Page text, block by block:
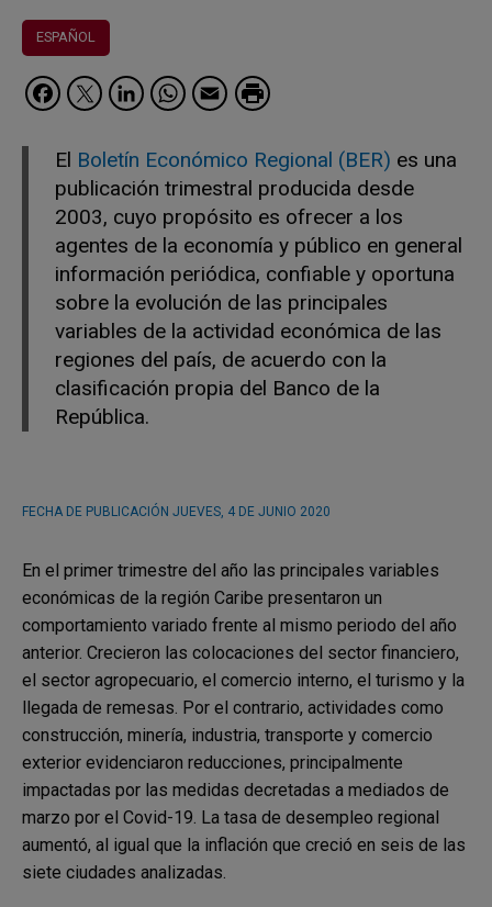
ESPAÑOL
Facebook
Twitter
LinkedIn
WhatsApp
Email
El Boletín Económico Regional (BER) es una
publicación trimestral producida desde
2003, cuyo propósito es ofrecer a los
agentes de la economía y público en general
información periódica, confiable y oportuna
sobre la evolución de las principales
variables de la actividad económica de las
regiones del país, de acuerdo con la
clasificación propia del Banco de la
República.
FECHA DE PUBLICACIÓN JUEVES, 4 DE JUNIO 2020
En el primer trimestre del año las principales variables
económicas de la región Caribe presentaron un
comportamiento variado frente al mismo periodo del año
anterior. Crecieron las colocaciones del sector financiero,
el sector agropecuario, el comercio interno, el turismo y la
llegada de remesas. Por el contrario, actividades como
construcción, minería, industria, transporte y comercio
exterior evidenciaron reducciones, principalmente
impactadas por las medidas decretadas a mediados de
marzo por el Covid-19. La tasa de desempleo regional
aumentó, al igual que la inflación que creció en seis de las
siete ciudades analizadas.